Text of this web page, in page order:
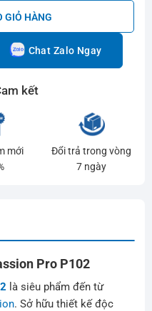
GIỎ HÀNG
Chat Zalo Ngay
kết
mới
Đổi trả trong vòng
7 ngày
Pro P102
là siêu phẩm đến từ
. Sở hữu thiết kế độc